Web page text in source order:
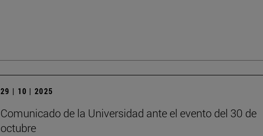
29 | 10 | 2025
Comunicado de la Universidad ante el evento del 30 de
octubre